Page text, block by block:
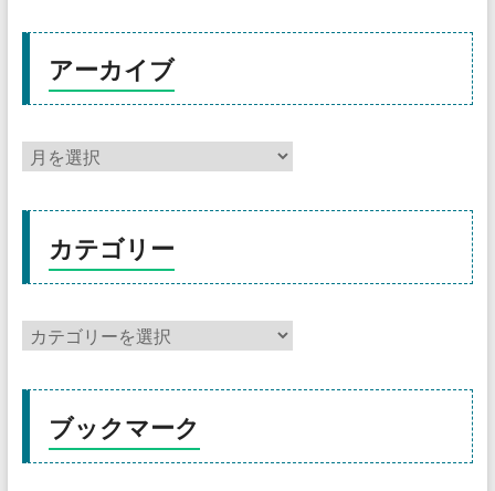
アーカイブ
カテゴリー
ブックマーク